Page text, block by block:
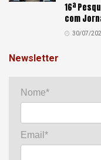
16ª
com
30/07/
Newsletter
Nome*
Email*